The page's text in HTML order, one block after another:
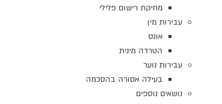
מחיקת רישום פלילי
עבירות מין
אונס
הטרדה מינית
עבירות נוער
בעילה אסורה בהסכמה
נושאים נוספים